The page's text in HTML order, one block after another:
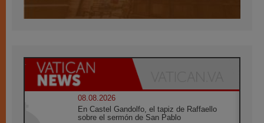
08.08.2026
En Castel Gandolfo, el tapiz de Raffaello
sobre el sermón de San Pablo